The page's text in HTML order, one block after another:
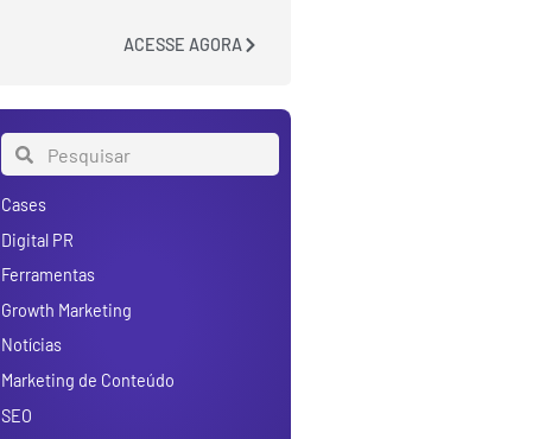
ACESSE AGORA
Cases
Digital PR
Ferramentas
Growth Marketing
Notícias
Marketing de Conteúdo
SEO